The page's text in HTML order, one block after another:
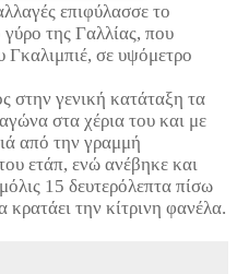
επιφύλασσε το
της Γαλλίας, που
σε υψόμετρο
στην γενική κατάταξη τα
στα χέρια του και με
από την γραμμή
ετάπ, ενώ ανέβηκε και
15 δευτερόλεπτα πίσω
την κίτρινη φανέλα.